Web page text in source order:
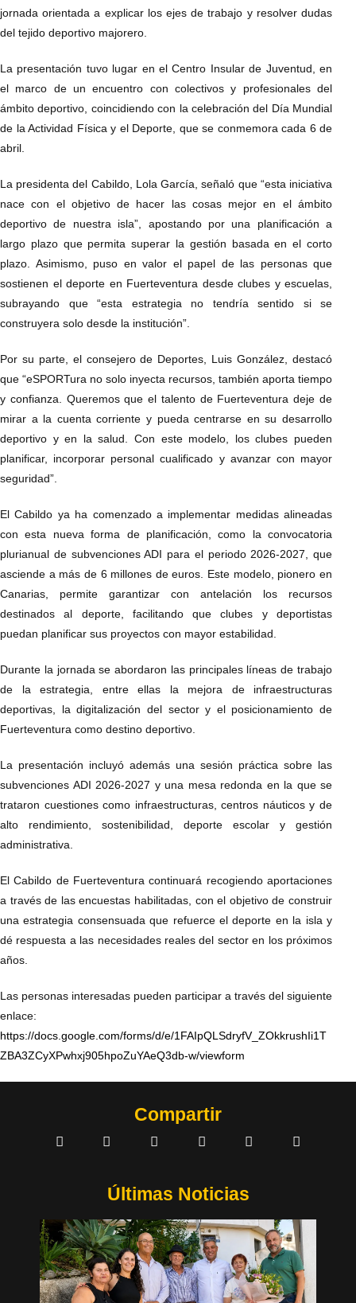
jornada orientada a explicar los ejes de trabajo y resolver dudas
del tejido deportivo majorero.
La presentación tuvo lugar en el Centro Insular de Juventud, en
el marco de un encuentro con colectivos y profesionales del
ámbito deportivo, coincidiendo con la celebración del Día Mundial
de la Actividad Física y el Deporte, que se conmemora cada 6 de
abril.
La presidenta del Cabildo, Lola García, señaló que “esta iniciativa
nace con el objetivo de hacer las cosas mejor en el ámbito
deportivo de nuestra isla”, apostando por una planificación a
largo plazo que permita superar la gestión basada en el corto
plazo. Asimismo, puso en valor el papel de las personas que
sostienen el deporte en Fuerteventura desde clubes y escuelas,
subrayando que “esta estrategia no tendría sentido si se
construyera solo desde la institución”.
Por su parte, el consejero de Deportes, Luis González, destacó
que “eSPORTura no solo inyecta recursos, también aporta tiempo
y confianza. Queremos que el talento de Fuerteventura deje de
mirar a la cuenta corriente y pueda centrarse en su desarrollo
deportivo y en la salud. Con este modelo, los clubes pueden
planificar, incorporar personal cualificado y avanzar con mayor
seguridad”.
El Cabildo ya ha comenzado a implementar medidas alineadas
con esta nueva forma de planificación, como la convocatoria
plurianual de subvenciones ADI para el periodo 2026-2027, que
asciende a más de 6 millones de euros. Este modelo, pionero en
Canarias, permite garantizar con antelación los recursos
destinados al deporte, facilitando que clubes y deportistas
puedan planificar sus proyectos con mayor estabilidad.
Durante la jornada se abordaron las principales líneas de trabajo
de la estrategia, entre ellas la mejora de infraestructuras
deportivas, la digitalización del sector y el posicionamiento de
Fuerteventura como destino deportivo.
La presentación incluyó además una sesión práctica sobre las
subvenciones ADI 2026-2027 y una mesa redonda en la que se
trataron cuestiones como infraestructuras, centros náuticos y de
alto rendimiento, sostenibilidad, deporte escolar y gestión
administrativa.
El Cabildo de Fuerteventura continuará recogiendo aportaciones
a través de las encuestas habilitadas, con el objetivo de construir
una estrategia consensuada que refuerce el deporte en la isla y
dé respuesta a las necesidades reales del sector en los próximos
años.
Las personas interesadas pueden participar a través del siguiente
enlace:
https://docs.google.com/forms/d/e/1FAIpQLSdryfV_ZOkkrushIi1T
ZBA3ZCyXPwhxj905hpoZuYAeQ3db-w/viewform
Compartir
Últimas Noticias